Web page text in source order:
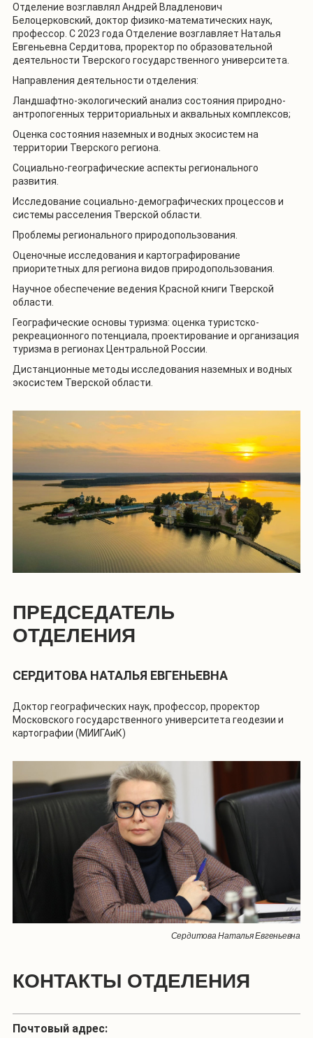
Отделение возглавлял Андрей Владленович
Белоцерковский, доктор физико-математических наук,
профессор. С 2023 года Отделение возглавляет Наталья
Евгеньевна Сердитова, проректор по образовательной
деятельности Тверского государственного университета.
Направления деятельности отделения:
Ландшафтно-экологический анализ состояния природно-
антропогенных территориальных и аквальных комплексов;
Оценка состояния наземных и водных экосистем на
территории Тверского региона.
Социально-географические аспекты регионального
развития.
Исследование социально-демографических процессов и
системы расселения Тверской области.
Проблемы регионального природопользования.
Оценочные исследования и картографирование
приоритетных для региона видов природопользования.
Научное обеспечение ведения Красной книги Тверской
области.
Географические основы туризма: оценка туристско-
рекреационного потенциала, проектирование и организация
туризма в регионах Центральной России.
Дистанционные методы исследования наземных и водных
экосистем Тверской области.
ПРЕДСЕДАТЕЛЬ
ОТДЕЛЕНИЯ
СЕРДИТОВА НАТАЛЬЯ ЕВГЕНЬЕВНА
Доктор географических наук, профессор, проректор
Московского государственного университета геодезии и
картографии (МИИГАиК)
Сердитова Наталья Евгеньевна
КОНТАКТЫ ОТДЕЛЕНИЯ
Почтовый адрес: